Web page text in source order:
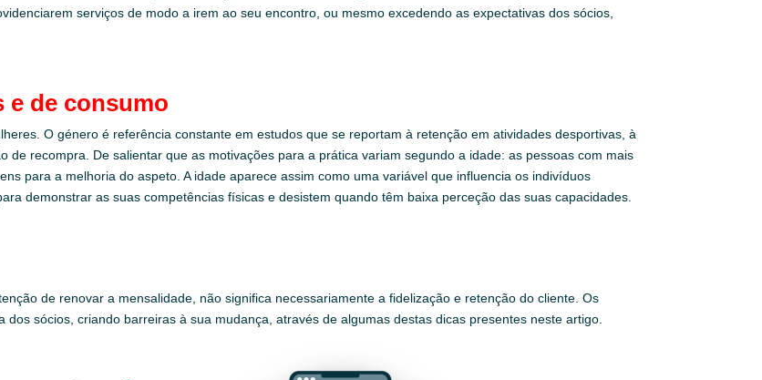
serviços de modo a irem ao seu encontro, ou mesmo excedendo as expectativas dos sócios,
e de consumo
O género é referência constante em estudos que se reportam à retenção em atividades desportivas, à
de recompra. De salientar que as motivações para a prática variam segundo a idade: as pessoas com mais
para a melhoria do aspeto. A idade aparece assim como uma variável que influencia os indivíduos
demonstrar as suas competências físicas e desistem quando têm baixa perceção das suas capacidades.
de renovar a mensalidade, não significa necessariamente a fidelização e retenção do cliente. Os
sócios, criando barreiras à sua mudança, através de algumas destas dicas presentes neste artigo.